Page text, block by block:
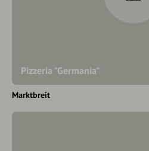
Pizzeria "Germania"
Marktbreit